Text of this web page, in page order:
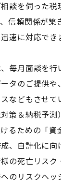
談を伺った税
信頼関係が築
速に対応でき
毎月面談を行
タのご提供や
などもさせて
対策＆納税予
るための「資
、自計化に向
の死亡リスク
のリスクヘッ